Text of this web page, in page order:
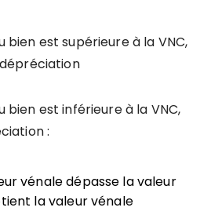
bien est supérieure à la VNC,
dépréciation
bien est inférieure à la VNC,
:
vénale dépasse la valeur
la valeur vénale